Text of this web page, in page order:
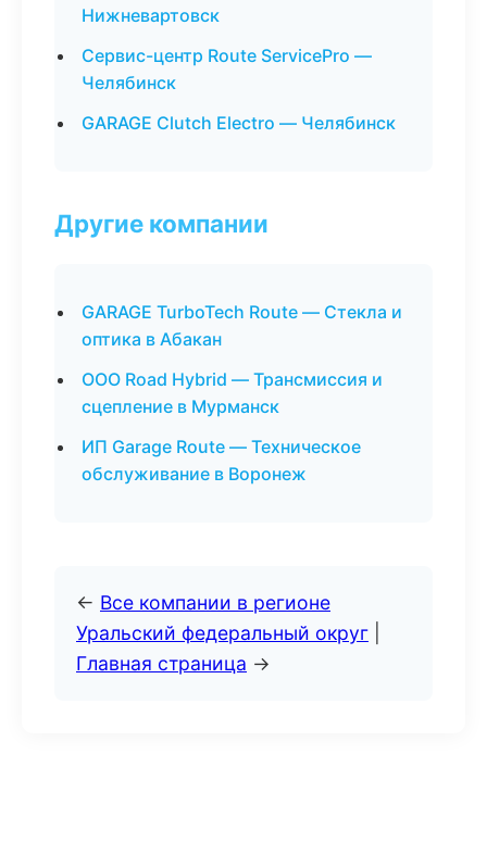
Нижневартовск
Сервис-центр Route ServicePro —
Челябинск
GARAGE Clutch Electro — Челябинск
Другие компании
GARAGE TurboTech Route — Стекла и
оптика в Абакан
ООО Road Hybrid — Трансмиссия и
сцепление в Мурманск
ИП Garage Route — Техническое
обслуживание в Воронеж
← Все компании в регионе
Уральский федеральный округ
Главная страница →